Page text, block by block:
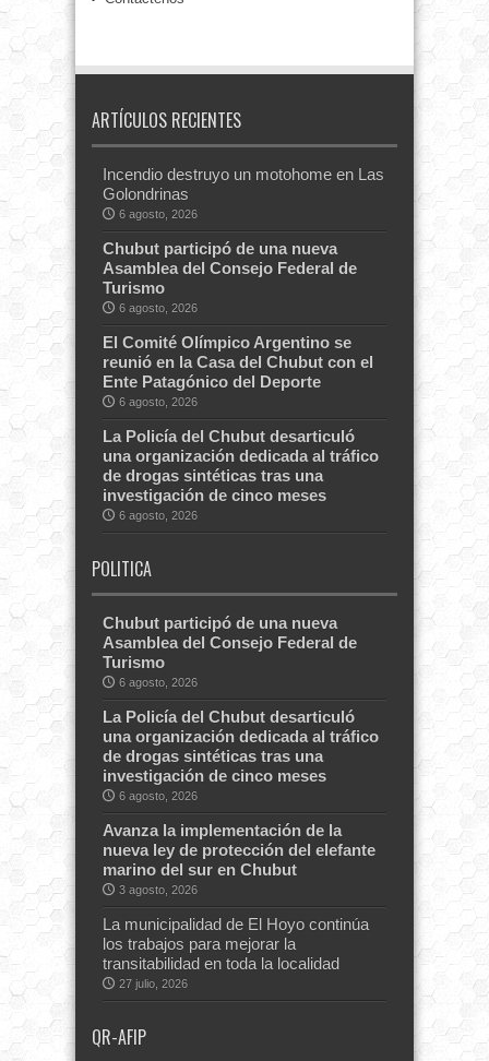
ARTÍCULOS RECIENTES
Incendio destruyo un motohome en Las
Golondrinas
6 agosto, 2026
Chubut participó de una nueva
Asamblea del Consejo Federal de
Turismo
6 agosto, 2026
El Comité Olímpico Argentino se
reunió en la Casa del Chubut con el
Ente Patagónico del Deporte
6 agosto, 2026
La Policía del Chubut desarticuló
una organización dedicada al tráfico
de drogas sintéticas tras una
investigación de cinco meses
6 agosto, 2026
POLITICA
Chubut participó de una nueva
Asamblea del Consejo Federal de
Turismo
6 agosto, 2026
La Policía del Chubut desarticuló
una organización dedicada al tráfico
de drogas sintéticas tras una
investigación de cinco meses
6 agosto, 2026
Avanza la implementación de la
nueva ley de protección del elefante
marino del sur en Chubut
3 agosto, 2026
La municipalidad de El Hoyo continúa
los trabajos para mejorar la
transitabilidad en toda la localidad
27 julio, 2026
QR-AFIP